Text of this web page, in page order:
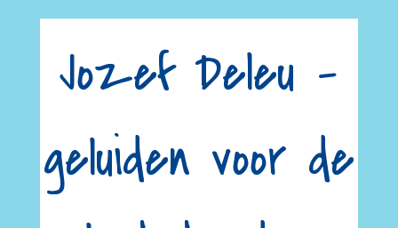
Jozef Deleu –
geluiden voor de